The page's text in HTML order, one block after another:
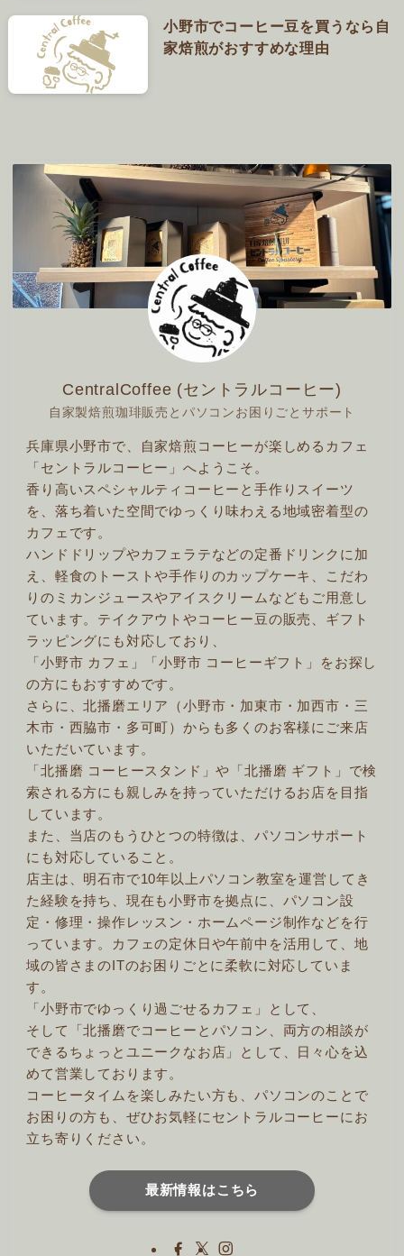
小野市でコーヒー豆を買うなら自
家焙煎がおすすめな理由
CentralCoffee (セントラルコーヒー)
自家製焙煎珈琲販売とパソコンお困りごとサポート
兵庫県小野市で、自家焙煎コーヒーが楽しめるカフェ
「セントラルコーヒー」へようこそ。
香り高いスペシャルティコーヒーと手作りスイーツ
を、落ち着いた空間でゆっくり味わえる地域密着型の
カフェです。
ハンドドリップやカフェラテなどの定番ドリンクに加
え、軽食のトーストや手作りのカップケーキ、こだわ
りのミカンジュースやアイスクリームなどもご用意し
ています。テイクアウトやコーヒー豆の販売、ギフト
ラッピングにも対応しており、
「小野市 カフェ」「小野市 コーヒーギフト」をお探し
の方にもおすすめです。
さらに、北播磨エリア（小野市・加東市・加西市・三
木市・西脇市・多可町）からも多くのお客様にご来店
いただいています。
「北播磨 コーヒースタンド」や「北播磨 ギフト」で検
索される方にも親しみを持っていただけるお店を目指
しています。
また、当店のもうひとつの特徴は、パソコンサポート
にも対応していること。
店主は、明石市で10年以上パソコン教室を運営してき
た経験を持ち、現在も小野市を拠点に、パソコン設
定・修理・操作レッスン・ホームページ制作などを行
っています。カフェの定休日や午前中を活用して、地
域の皆さまのITのお困りごとに柔軟に対応していま
す。
「小野市でゆっくり過ごせるカフェ」として、
そして「北播磨でコーヒーとパソコン、両方の相談が
できるちょっとユニークなお店」として、日々心を込
めて営業しております。
コーヒータイムを楽しみたい方も、パソコンのことで
お困りの方も、ぜひお気軽にセントラルコーヒーにお
立ち寄りください。
最新情報はこちら